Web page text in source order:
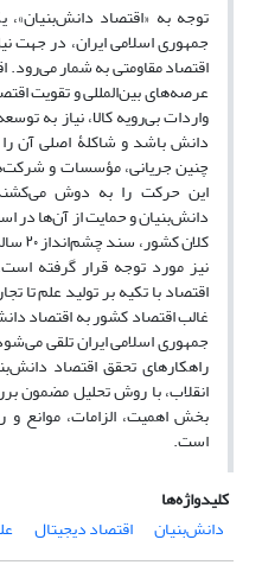
توجه به «اقتصاد
جمهوری اسلامی ایران، در جهت
اقتصاد مقاومتی به شمار می‌رود.
عرصه‌های بین‌المللی و تقویت
واردات بی‌رویه کالا، نیاز به
دانش باشد و شاکلۀ اصلی آن
چنین جریانی، مؤسسات و
این حرکت را به دوش
دانش‌بنیان و حمایت از آن‌ها در
نیز مورد توجه قرار گرفته
اقتصاد با تکیه بر تولید علم تا
غالب اقتصاد کشور به اقتصاد
جمهوری اسلامی ایران تلقی
راهکارهای تحقق اقتصاد
انقلاب، با روش تحلیل مضمون
بخش اهمیت، الزامات، موانع
است.
کلیدواژه‌ها
دانش‌بنیان
اقتصاد دیجیتال